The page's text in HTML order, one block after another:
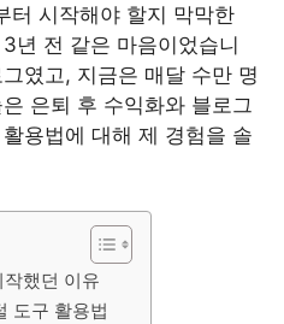
터 시작해야 할지 막막한
년 전 같은 마음이었습니
였고, 지금은 매달 수만 명
은퇴 후 수익화와 블로그
용법에 대해 제 경험을 솔
했던 이유
도구 활용법